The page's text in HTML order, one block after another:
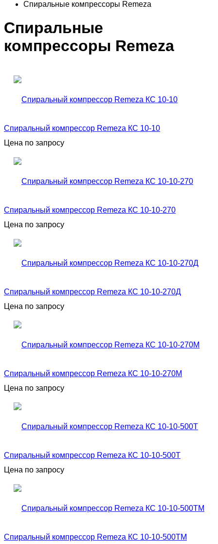
Спиральные компрессоры Remeza
Спиральные
компрессоры Remeza
Спиральный компрессор Remeza КС 10-10
Цена по запросу
Спиральный компрессор Remeza КС 10-10-270
Цена по запросу
Спиральный компрессор Remeza КС 10-10-270Д
Цена по запросу
Спиральный компрессор Remeza КС 10-10-270М
Цена по запросу
Спиральный компрессор Remeza КС 10-10-500Т
Цена по запросу
Спиральный компрессор Remeza КС 10-10-500ТМ